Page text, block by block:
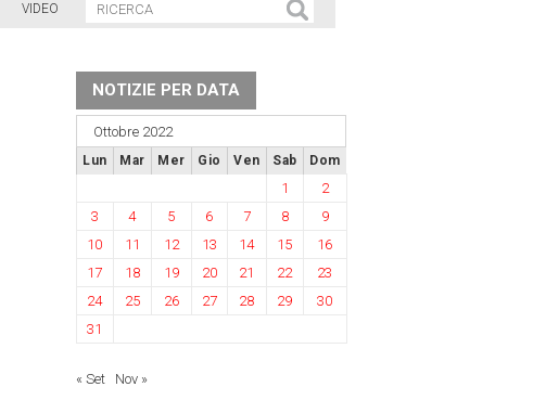
VIDEO
NOTIZIE PER DATA
Ottobre 2022
Lun Mar Mer Gio Ven Sab Dom
1
2
3
4 5 6 7 8
9
10
11 12 13 14 15
16
17
18 19 20 21 22
23
24
25 26 27 28 29
30
31
« Set Nov »